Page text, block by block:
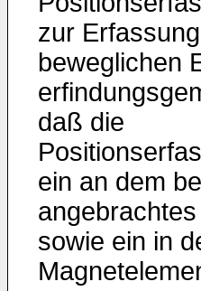
zur
beweglichen
daß die
ein an dem
sowie ein in